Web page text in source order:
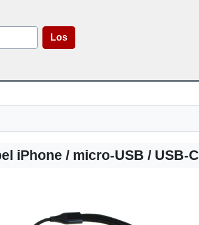
Los
iPhone / micro-USB / USB-C